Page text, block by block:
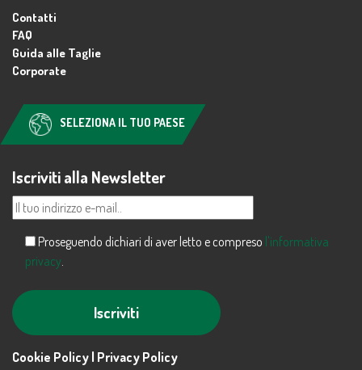
Contatti
FAQ
Guida alle Taglie
Corporate
SELEZIONA IL TUO PAESE
Iscriviti alla Newsletter
Proseguendo dichiari di aver letto e compreso l'informativa
privacy.
Alternative:
Cookie Policy | Privacy Policy